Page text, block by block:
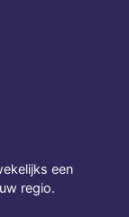
een
regio.